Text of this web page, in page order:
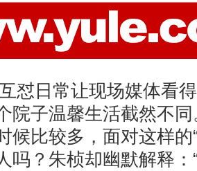
怼日常让现场媒体看
院子温馨生活截然不
候比较多，面对这样的
吗？朱桢却幽默解释